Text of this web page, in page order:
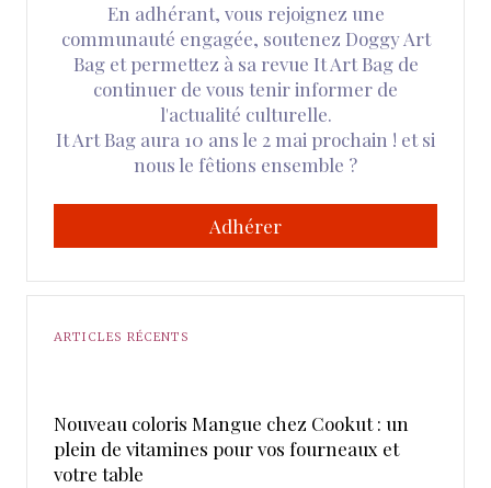
En adhérant, vous rejoignez une
communauté engagée, soutenez Doggy Art
Bag et permettez à sa revue It Art Bag de
continuer de vous tenir informer de
l'actualité culturelle.
It Art Bag aura 10 ans le 2 mai prochain ! et si
nous le fêtions ensemble ?
Adhérer
ARTICLES RÉCENTS
Nouveau coloris Mangue chez Cookut : un
plein de vitamines pour vos fourneaux et
votre table